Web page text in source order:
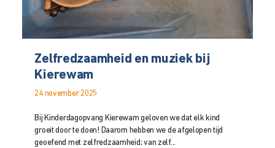
Zelfredzaamheid en muziek bij
Kierewam
24 november 2025
Bij Kinderdagopvang Kierewam geloven we dat elk kind
groeit door te doen! Daarom hebben we de afgelopen tijd
geoefend met zelfredzaamheid; van zelf...